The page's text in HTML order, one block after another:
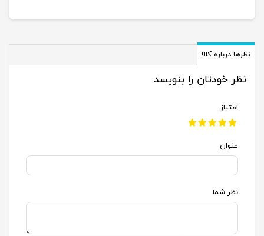
نظرها درباره کالا
نظر خودتان را بنویسد
امتیاز
عنوان
نظر شما